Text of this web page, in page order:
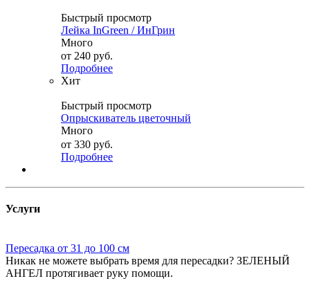
Быстрый просмотр
Лейка InGreen / ИнГрин
Много
от 240 руб.
Подробнее
Хит
Быстрый просмотр
Опрыскиватель цветочный
Много
от 330 руб.
Подробнее
Услуги
Пересадка от 31 до 100 см
Никак не можете выбрать время для пересадки? ЗЕЛЕНЫЙ
АНГЕЛ протягивает руку помощи.